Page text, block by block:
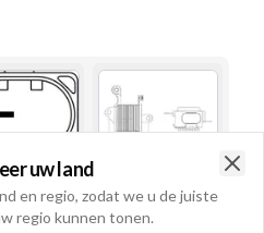
uw land
en regio, zodat we u de juiste
regio kunnen tonen.